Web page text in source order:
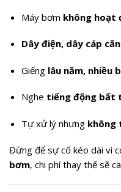
Máy bơm không hoạt
Dây điện, dây cáp
Giếng lâu năm, nhiều
Nghe tiếng động bất
Tự xử lý nhưng không
Đừng để sự cố kéo dài vì
bơm, chi phí thay thế sẽ